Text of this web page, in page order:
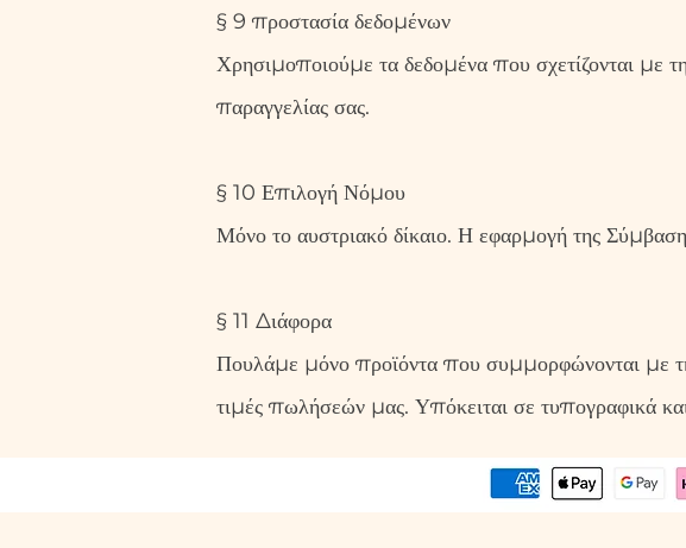
§ 9 προστασία δεδομένων
Χρησιμοποιούμε τα δεδομένα που σχετίζονται με
παραγγελίας σας.
§ 10 Επιλογή Νόμου
Μόνο το αυστριακό δίκαιο. Η εφαρμογή της
§ 11 Διάφορα
Πουλάμε μόνο προϊόντα που συμμορφώνονται με
τιμές πωλήσεών μας. Υπόκειται σε τυπογραφικά